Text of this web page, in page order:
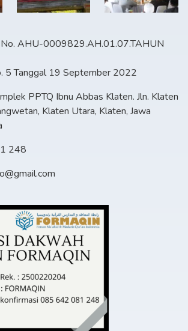
No. AHU-0009829.AH.01.07.TAHUN
5 Tanggal 19 September 2022
PPTQ Ibnu Abbas Klaten. Jln. Klaten
Klaten Utara, Klaten, Jawa
248